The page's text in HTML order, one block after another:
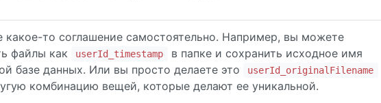
какое-то соглашение самостоятельно. Например, вы можете
файлы как
userId_timestamp
в папке и сохранить исходное имя
базе данных. Или вы просто делаете это
userId_originalFilename
комбинацию вещей, которые делают ее уникальной.